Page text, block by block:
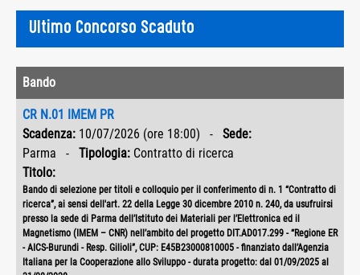
Ultimo Concorso Scaduto
Bando
CR N.01 IMEM PR
Scadenza: 10/07/2026 (ore 18:00) - Sede:
Parma - Tipologia: Contratto di ricerca
Titolo:
Bando di selezione per titoli e colloquio per il conferimento di n. 1 “Contratto di
ricerca”, ai sensi dell'art. 22 della Legge 30 dicembre 2010 n. 240, da usufruirsi
presso la sede di Parma dell’Istituto dei Materiali per l’Elettronica ed il
Magnetismo (IMEM – CNR) nell’ambito del progetto DIT.AD017.299 - “Regione ER
- AICS-Burundi - Resp. Gilioli”, CUP: E45B23000810005 - finanziato dall’Agenzia
Italiana per la Cooperazione allo Sviluppo - durata progetto: dal 01/09/2025 al